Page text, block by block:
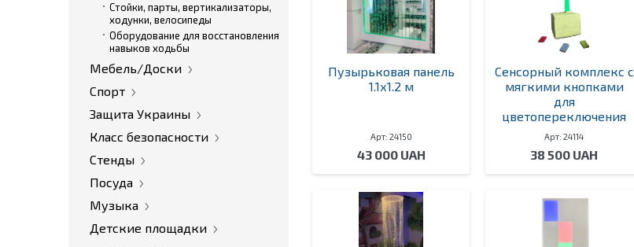
Стойки, парты, вертикализаторы,
ходунки, велосипеды
Оборудование для восстановления
навыков ходьбы
Мебель/Доски
Спорт
Защита Украины
Класс безопасности
Стенды
Посуда
Музыка
Детские площадки
Пузырьковая панель
1.1х1.2 м
Арт: 24150
43 000 UAH
Сенсорный комплекс с
мягкими кнопками
для
цветопереключения
Арт: 24114
38 500 UAH